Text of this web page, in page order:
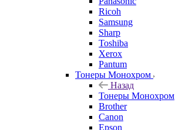
Ricoh
Samsung
Sharp
Toshiba
Xerox
Pantum
Тонеры Монохром
Назад
Тонеры Монохром
Brother
Canon
Epson